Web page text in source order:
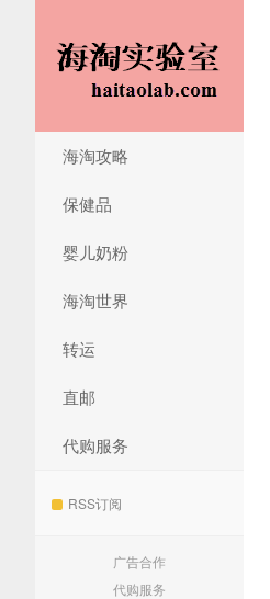
海淘攻略
保健品
婴儿奶粉
海淘世界
转运
直邮
代购服务
RSS订阅
广告合作
代购服务